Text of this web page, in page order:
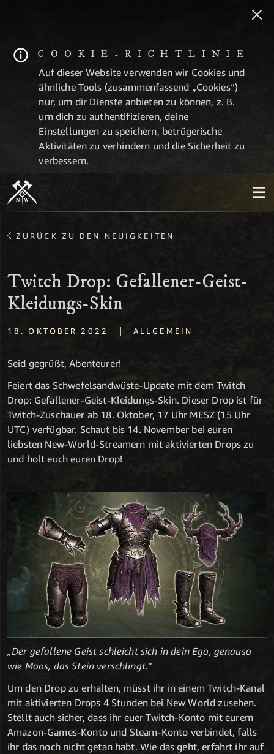
COOKIE-RICHTLINIE
Auf dieser Website verwenden wir Cookies und
ähnliche Tools (zusammenfassend „Cookies“)
nur, um dir Dienste anbieten zu können, z. B.
um dich zu authentifizieren, deine
Einstellungen zu speichern, betrügerische
Aktivitäten zu verhindern und die Sicherheit zu
verbessern.
ZURÜCK ZU DEN NEUIGKEITEN
Twitch Drop: Gefallener-Geist-
Kleidungs-Skin
18. OKTOBER 2022 | ALLGEMEIN
Seid gegrüßt, Abenteurer!
Feiert das Schwefelsandwüste-Update mit dem Twitch
Drop: Gefallener-Geist-Kleidungs-Skin. Dieser Drop ist für
Twitch-Zuschauer ab 18. Oktober, 17 Uhr MESZ (15 Uhr
UTC) verfügbar. Schaut bis 14. November bei euren
liebsten New-World-Streamern mit aktivierten Drops zu
und holt euch euren Drop!
„Der gefallene Geist schleicht sich in dein Ego, genauso
wie Moos, das Stein verschlingt.“
Um den Drop zu erhalten, müsst ihr in einem Twitch-Kanal
mit aktivierten Drops 4 Stunden bei New World zusehen.
Stellt auch sicher, dass ihr euer Twitch-Konto mit eurem
Amazon-Games-Konto und Steam-Konto verbindet, falls
ihr das noch nicht getan habt. Wie das geht, erfahrt ihr auf